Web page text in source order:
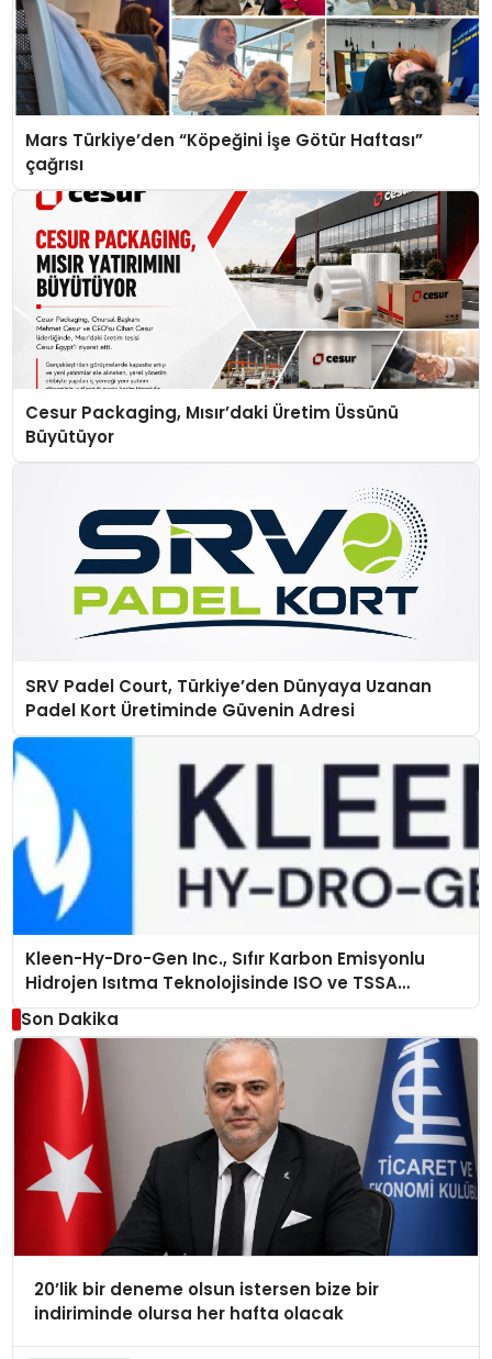
Mars Türkiye’den “Köpeğini İşe Götür Haftası”
çağrısı
Cesur Packaging, Mısır’daki Üretim Üssünü
Büyütüyor
SRV Padel Court, Türkiye’den Dünyaya Uzanan
Padel Kort Üretiminde Güvenin Adresi
Kleen-Hy-Dro-Gen Inc., Sıfır Karbon Emisyonlu
Hidrojen Isıtma Teknolojisinde ISO ve TSSA
Düzenleyici Onaylarını Aldı
Son Dakika
20’lik bir deneme olsun istersen bize bir
indiriminde olursa her hafta olacak